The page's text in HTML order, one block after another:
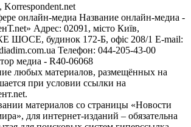
онлайн-медиа Название онлайн-медиа -
Адрес: 02091, місто Київ,
ШОСЕ, будинок 172-Б, офіс 208/1 E-mail:
Телефон: 044-205-43-00
медиа - R40-06068
любых материалов, размещённых на
при условии ссылки на
материалов со страницы «Новости
для интернет-изданий – обязательна